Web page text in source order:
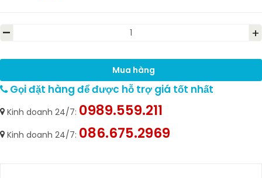
- +
Mua hàng
Gọi đặt hàng để được hỗ trợ giá tốt nhất
Kinh doanh 24/7: 0989.559.211
Kinh doanh 24/7: 086.675.2969